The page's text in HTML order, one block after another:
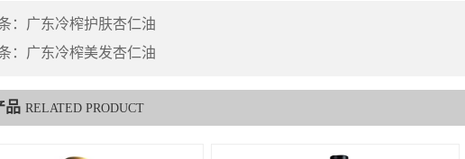
： 广东冷榨护肤杏仁油
： 广东冷榨美发杏仁油
品 RELATED PRODUCT